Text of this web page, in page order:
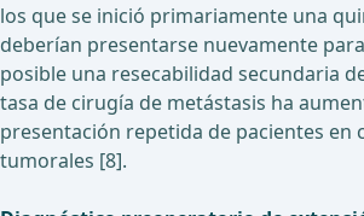
los que se inició primariamente una
deberían presentarse nuevamente
posible una resecabilidad secundaria
tasa de cirugía de metástasis ha
presentación repetida de pacientes en
tumorales [8].